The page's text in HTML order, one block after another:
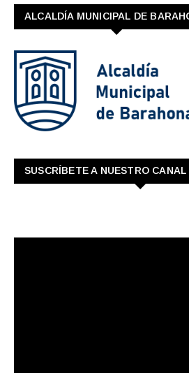
ALCALDÍA MUNICIPAL DE
SUSCRÍBETE A NUESTRO